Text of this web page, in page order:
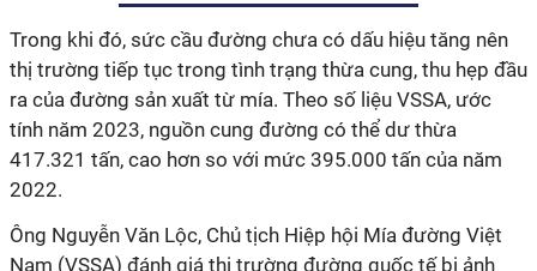
Trong khi đó, sức cầu đường chưa có dấu hiệu tăng nên
thị trường tiếp tục trong tình trạng thừa cung, thu hẹp đầu
ra của đường sản xuất từ mía. Theo số liệu VSSA, ước
tính năm 2023, nguồn cung đường có thể dư thừa
417.321 tấn, cao hơn so với mức 395.000 tấn của năm
2022.
Ông Nguyễn Văn Lộc, Chủ tịch Hiệp hội Mía đường Việt
Nam (VSSA) đánh giá thị trường đường quốc tế bị ảnh